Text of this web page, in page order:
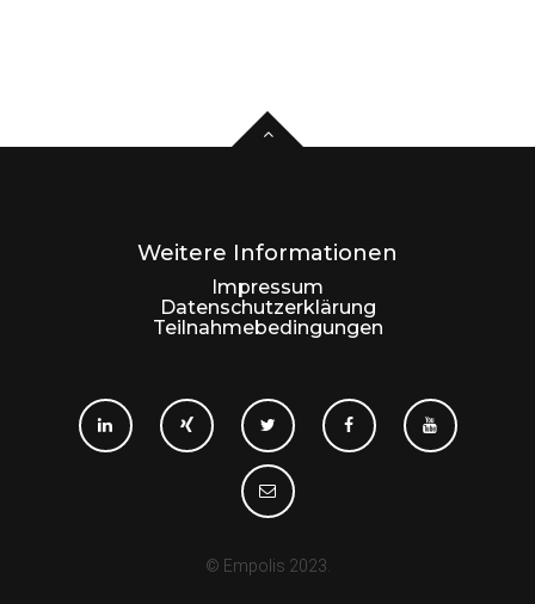
Weitere Informationen
Impressum
Datenschutzerklärung
Teilnahmebedingungen
© Empolis 2023.